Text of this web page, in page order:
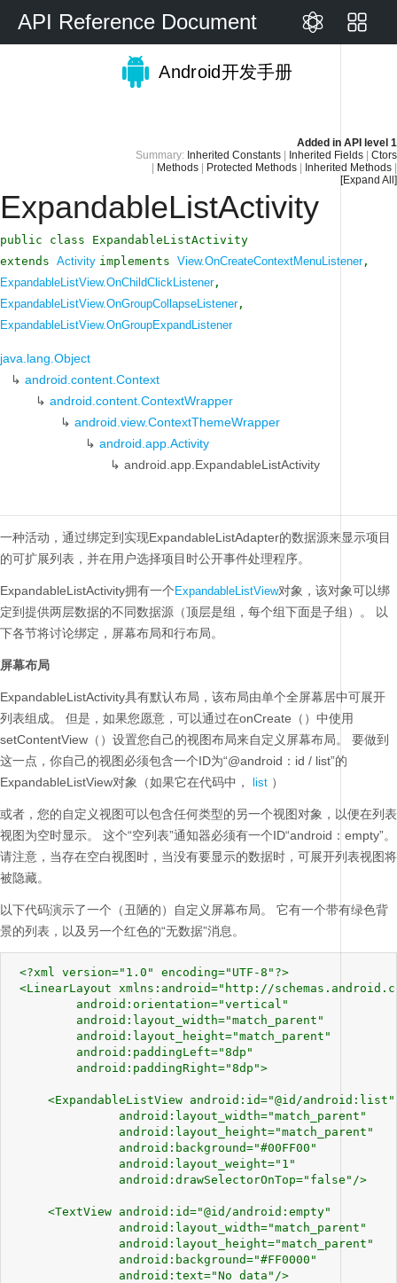
API Reference Document
Android开发手册
Added in API level 1
Summary: Inherited Constants Inherited Fields
Ctors
Methods Protected Methods Inherited Methods
[Expand All]
ExpandableListActivity
public class ExpandableListActivity
extends Activity implements View.OnCreateContextMenuListener,
ExpandableListView.OnChildClickListener,
ExpandableListView.OnGroupCollapseListener,
ExpandableListView.OnGroupExpandListener
java.lang.Object
↳ android.content.Context
↳ android.content.ContextWrapper
↳ android.view.ContextThemeWrapper
↳ android.app.Activity
↳ android.app.ExpandableListActivity
一种活动，通过绑定到实现ExpandableListAdapter的数据源来显示项目
的可扩展列表，并在用户选择项目时公开事件处理程序。
ExpandableListActivity拥有一个 ExpandableListView对象，该对象可以绑
定到提供两层数据的不同数据源（顶层是组，每个组下面是子组）。
以
下各节将讨论绑定，屏幕布局和行布局。
屏幕布局
ExpandableListActivity具有默认布局，该布局由单个全屏幕居中可展开
列表组成。
但是，如果您愿意，可以通过在onCreate（）中使用
setContentView（）设置您自己的视图布局来自定义屏幕布局。
要做到
这一点，你自己的视图必须包含一个ID为“@android：id / list”的
ExpandableListView对象（如果它在代码中，
list ）
或者，您的自定义视图可以包含任何类型的另一个视图对象，以便在列表
视图为空时显示。
这个“空列表”通知器必须有一个ID“android：empty”。
请注意，当存在空白视图时，当没有要显示的数据时，可展开列表视图将
被隐藏。
以下代码演示了一个（丑陋的）自定义屏幕布局。
它有一个带有绿色背
景的列表，以及另一个红色的“无数据”消息。
<?xml version="1.0" encoding="UTF-8"?>
<LinearLayout xmlns:android="http://
         android:orientation="vertical"
         android:layout_width="match_parent"
         android:layout_height="match_parent"
         android:paddingLeft="8dp"
         android:paddingRight="8dp">
     <ExpandableListView android:id="@id/android:list"
               android:layout_width="match_parent"
               android:layout_height="match_parent"
               android:background="#00FF00"
               android:layout_weight="1"
               android:drawSelectorOnTop="false"/>
     <TextView android:id="@id/android:empty"
               android:layout_width="match_parent"
               android:layout_height="match_parent"
               android:background="#FF0000"
               android:text="No data"/>